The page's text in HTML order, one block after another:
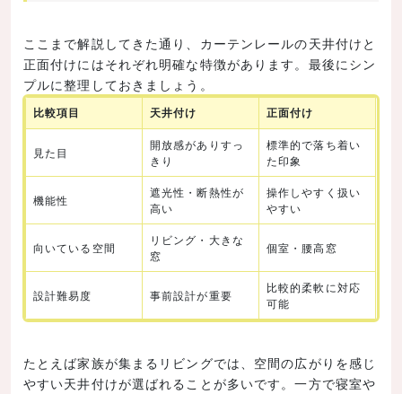
ここまで解説してきた通り、カーテンレールの天井付けと
正面付けにはそれぞれ明確な特徴があります。最後にシン
プルに整理しておきましょう。
比較項目 天井付け 正面付け
見た目
開放感がありすっ
きり
標準的で落ち着い
た印象
機能性
遮光性・断熱性が
高い
操作しやすく扱い
やすい
向いている空間
リビング・大きな
窓
個室・腰高窓
設計難易度 事前設計が重要
比較的柔軟に対応
可能
たとえば家族が集まるリビングでは、空間の広がりを感じ
やすい天井付けが選ばれることが多いです。一方で寝室や